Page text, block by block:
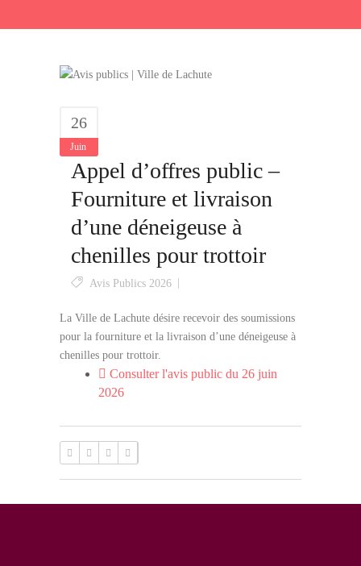
26
Juin
Appel d’offres public –
Fourniture et livraison
d’une déneigeuse à
chenilles pour trottoir
Avis Publics 2026
La Ville de Lachute désire recevoir des soumissions
pour la fourniture et la livraison d’une déneigeuse à
chenilles pour trottoir.
Consulter l'avis public du 26 juin
2026